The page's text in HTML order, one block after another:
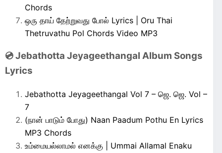
Chords
ஒரு தாய் தேற்றுவது போல் Lyrics | Oru Thai
Thetruvathu Pol Chords Video MP3
💿 Jebathotta Jeyageethangal Album Songs
Lyrics
Jebathotta Jeyageethangal Vol 7 – ஜெ. ஜெ. Vol –
7
(நான் பாடும் போது) Naan Paadum Pothu En Lyrics
MP3 Chords
உம்மையல்லாமல் எனக்கு | Ummai Allamal Enaku